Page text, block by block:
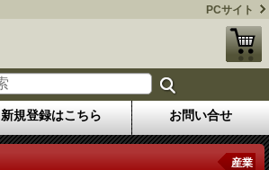
PCサイト
新規登録はこちら お問い合せ
産業